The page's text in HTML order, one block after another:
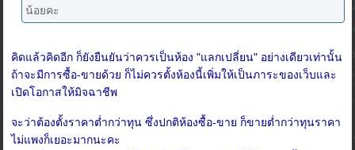
น้อยคะ
คิดแล้วคิดอีก ก็ยังยืนยันว่าควรเป็นห้อง "แลกเปลี่ยน" อย่างเดียวเท่านั้น
ถ้าจะมีการซื้อ-ขายด้วย ก็ไม่ควรตั้งห้องนี้เพิ่มให้เป็นภาระของเว็บและ
เปิดโอกาสให้มิจฉาชีพ
จะว่าต้องตั้งราคาต่ำกว่าทุน ซึ่งปกติห้องซื้อ-ขาย ก็ขายต่ำกว่าทุนราคา
ไม่แพงก็เยอะมากนะคะ